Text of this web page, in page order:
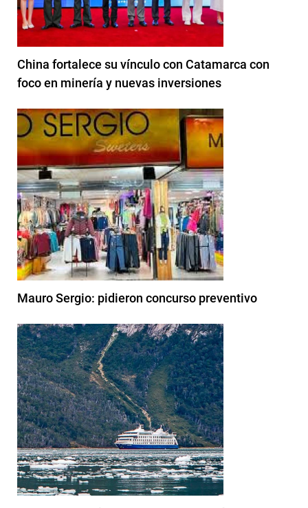
China fortalece su vínculo con Catamarca con
foco en minería y nuevas inversiones
Mauro Sergio: pidieron concurso preventivo